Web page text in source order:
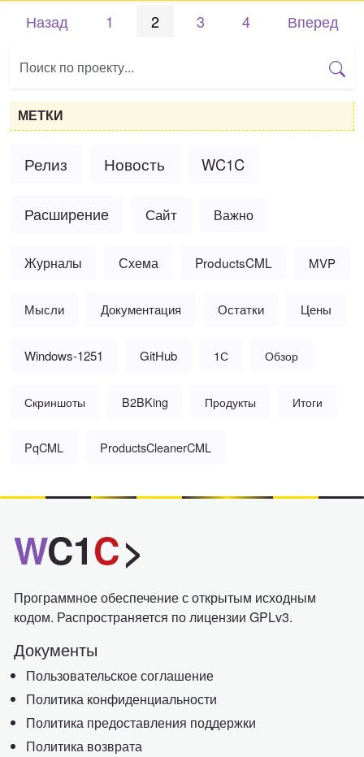
Назад 1 2 3 4 Вперед
МЕТКИ
Релиз Новость WC1C
Расширение Сайт Важно
Журналы Схема ProductsCML MVP
Мысли Документация Остатки Цены
Windows-1251 GitHub 1С Обзор
Скриншоты B2BKing Продукты Итоги
PqCML ProductsCleanerCML
WC1C>
Программное обеспечение с открытым исходным
кодом. Распространяется по лицензии GPLv3.
Документы
Пользовательское соглашение
Политика конфиденциальности
Политика предоставления поддержки
Политика возврата